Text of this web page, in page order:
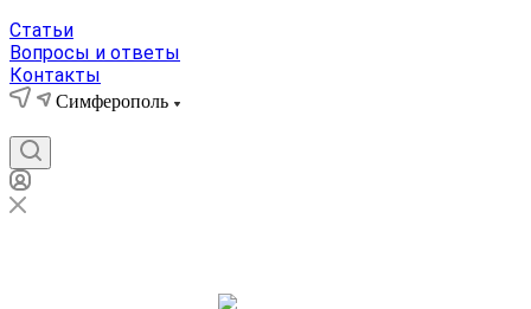
Статьи
Вопросы и ответы
Контакты
Симферополь